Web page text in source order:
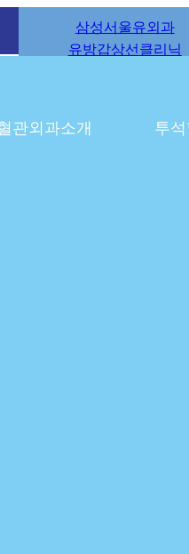
삼성서울유외과
유방갑상선 클리닉
1월 11일 삼성서울유외과 혈관외
4월 2일 혈관외과 홈페이지 리뉴얼
4월 2일 혈관외과 홈페이지 리뉴
관외과소개 투